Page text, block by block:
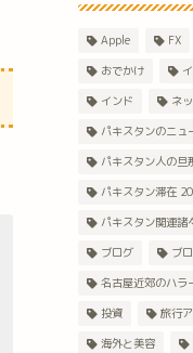
Apple FX
おでかけ
インド
ネ
パキスタンのニュ
パキスタン人の旦
パキスタン滞在
パキスタン関連諸
ブログ
ブ
名古屋近郊のハラ
投資
旅行
海外と美容